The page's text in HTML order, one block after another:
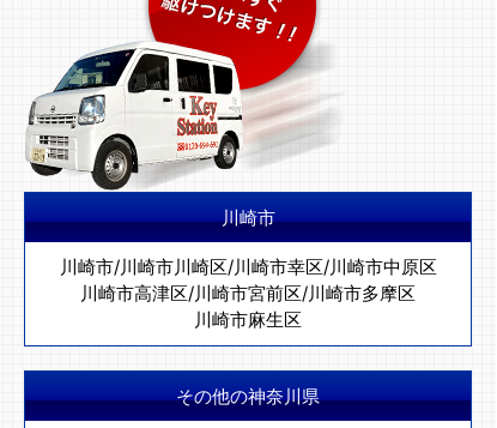
川崎市
川崎市/川崎市川崎区/川崎市幸区/川崎市中原区
川崎市高津区/川崎市宮前区/川崎市多摩区
川崎市麻生区
その他の神奈川県